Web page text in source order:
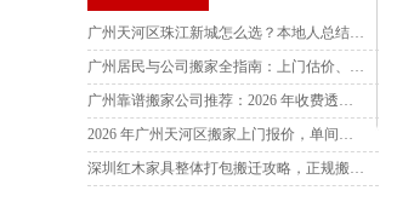
广州天河区珠江新城怎么选？本地人总结 5 大核心思路，避坑不踩雷
广州居民与公司搬家全指南：上门估价、规范签约、透明服务与避坑实操
广州靠谱搬家公司推荐：2026 年收费透明、损坏必赔怎么选？看完这篇不踩坑
2026 年广州天河区搬家上门报价，单间两居室三居室四居室搬迁费用咨询
深圳红木家具整体打包搬迁攻略，正规搬家公司电话查询，收费标准详解，多家服务商横向测评